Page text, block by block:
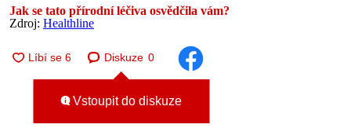
Jak se tato přírodní léčiva osvědčila vám?
Zdroj: Healthline
Diskuze 0
Vstoupit do diskuze